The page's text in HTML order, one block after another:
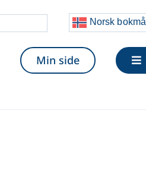
Norsk bokmål
Min side